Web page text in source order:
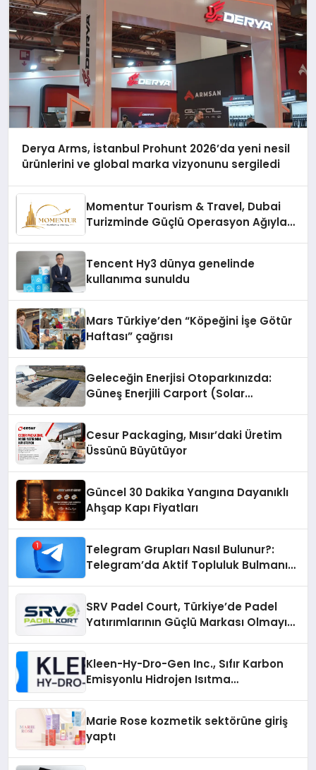
Derya Arms, İstanbul Prohunt 2026’da yeni nesil
ürünlerini ve global marka vizyonunu sergiledi
Momentur Tourism & Travel, Dubai
Turizminde Güçlü Operasyon Ağıyla
Tencent Hy3 dünya genelinde
kullanıma sunuldu
Mars Türkiye’den “Köpeğini İşe Götür
Haftası” çağrısı
Geleceğin Enerjisi Otoparkınızda:
Güneş Enerjili Carport (Solar
Cesur Packaging, Mısır’daki Üretim
Üssünü Büyütüyor
Güncel 30 Dakika Yangına Dayanıklı
Ahşap Kapı Fiyatları
Telegram Grupları Nasıl Bulunur?:
Telegram’da Aktif Topluluk Bulmanın
SRV Padel Court, Türkiye’de Padel
Yatırımlarının Güçlü Markası Olmayı
Kleen-Hy-Dro-Gen Inc., Sıfır Karbon
Emisyonlu Hidrojen Isıtma
Marie Rose kozmetik sektörüne giriş
yaptı